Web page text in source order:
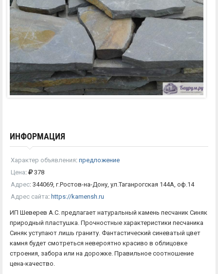
ИНФОРМАЦИЯ
Характер объявления: предложение
Цена:
378
Адрес: 344069, г.Ростов-на-Дону, ул.Таганрогская 144А, оф.14
Адрес сайта: https://kamensh.ru
ИП Шеверев А.С. предлагает натуральный камень песчаник Синяк
природный пластушка. Прочностные характеристики песчаника
Синяк уступают лишь граниту. Фантастический синеватый цвет
камня будет смотреться невероятно красиво в облицовке
строения, забора или на дорожке. Правильное соотношение
цена-качество.